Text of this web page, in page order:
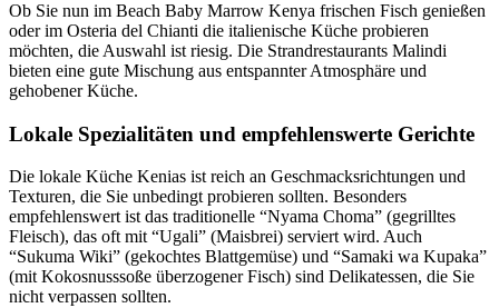
Ob Sie nun im Beach Baby Marrow Kenya frischen Fisch genießen
oder im Osteria del Chianti die italienische Küche probieren
möchten, die Auswahl ist riesig. Die Strandrestaurants Malindi
bieten eine gute Mischung aus entspannter Atmosphäre und
gehobener Küche.
Lokale Spezialitäten und empfehlenswerte Gerichte
Die lokale Küche Kenias ist reich an Geschmacksrichtungen und
Texturen, die Sie unbedingt probieren sollten. Besonders
empfehlenswert ist das traditionelle “Nyama Choma” (gegrilltes
Fleisch), das oft mit “Ugali” (Maisbrei) serviert wird. Auch
“Sukuma Wiki” (gekochtes Blattgemüse) und “Samaki wa Kupaka”
(mit Kokosnusssoße überzogener Fisch) sind Delikatessen, die Sie
nicht verpassen sollten.